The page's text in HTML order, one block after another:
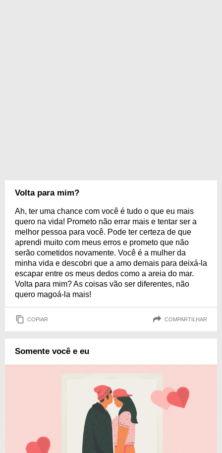
Volta para mim?
Ah, ter uma chance com você é tudo o que eu mais
quero na vida! Prometo não errar mais e tentar ser a
melhor pessoa para você. Pode ter certeza de que
aprendi muito com meus erros e prometo que não
serão cometidos novamente. Você é a mulher da
minha vida e descobri que a amo demais para deixá-la
escapar entre os meus dedos como a areia do mar.
Volta para mim? As coisas vão ser diferentes, não
quero magoá-la mais!
COPIAR COMPARTILHAR
Somente você e eu